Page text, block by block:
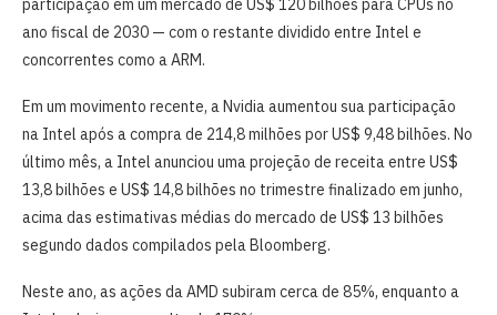
participação em um mercado de US$ 120 bilhões para CPUs no
ano fiscal de 2030 — com o restante dividido entre Intel e
concorrentes como a ARM.
Em um movimento recente, a Nvidia aumentou sua participação
na Intel após a compra de 214,8 milhões por US$ 9,48 bilhões. No
último mês, a Intel anunciou uma projeção de receita entre US$
13,8 bilhões e US$ 14,8 bilhões no trimestre finalizado em junho,
acima das estimativas médias do mercado de US$ 13 bilhões
segundo dados compilados pela Bloomberg.
Neste ano, as ações da AMD subiram cerca de 85%, enquanto a